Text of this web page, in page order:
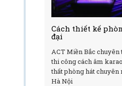
Cách thiết kế
đại
ACT Miền Bắc
thi công cách âm
thất phòng hát chuyên
Hà Nội